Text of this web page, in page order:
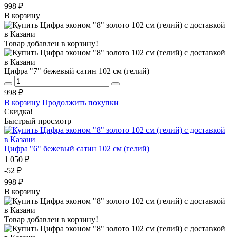
998 ₽
В корзину
Товар добавлен в корзину!
Цифра "7" бежевый сатин 102 см (гелий)
998 ₽
В корзину Продолжить покупки
Скидка!
Быстрый просмотр
Цифра "6" бежевый сатин 102 см (гелий)
1 050 ₽
-52 ₽
998 ₽
В корзину
Товар добавлен в корзину!